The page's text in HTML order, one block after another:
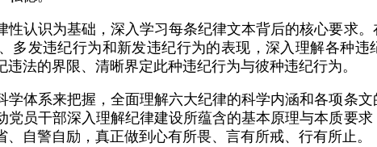
性认识为基础，深入学习每条纪律文本背后的核心要求
多发违纪行为和新发违纪行为的表现，深入理解各种违
法的界限、清晰界定此种违纪行为与彼种违纪行为。
学体系来把握，全面理解六大纪律的科学内涵和各项条
员干部深入理解纪律建设所蕴含的基本原理与本质要
自警自励，真正做到心有所畏、言有所戒、行有所止。